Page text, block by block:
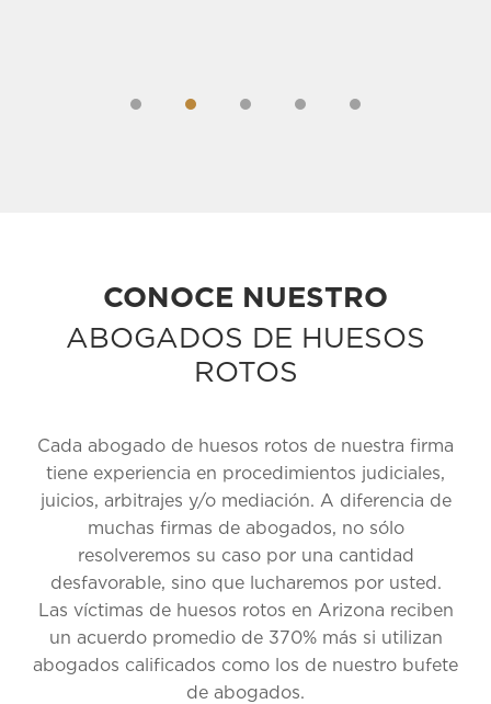
CONOCE NUESTRO
ABOGADOS DE HUESOS
ROTOS
Cada abogado de huesos rotos de nuestra firma
tiene experiencia en procedimientos judiciales,
juicios, arbitrajes y/o mediación. A diferencia de
muchas firmas de abogados, no sólo
resolveremos su caso por una cantidad
desfavorable, sino que lucharemos por usted.
Las víctimas de huesos rotos en Arizona reciben
un acuerdo promedio de 370% más si utilizan
abogados calificados como los de nuestro bufete
de abogados.